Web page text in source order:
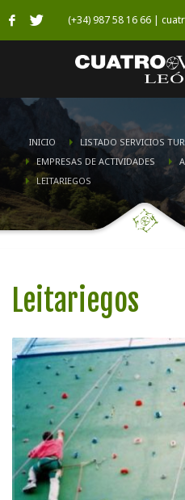
(+34) 987 58 16 66 |
INICIO
LISTADO SERVICIOS
EMPRESAS DE ACTIVIDADES
LEITARIEGOS
Leitariegos